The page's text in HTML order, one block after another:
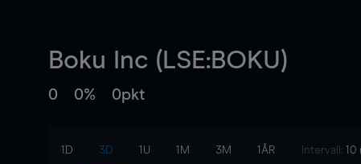
Boku Inc (LSE:BOKU)
0 0% 0pkt
1D 3D 1U 1M 3M 1ÅR Intervall: 10